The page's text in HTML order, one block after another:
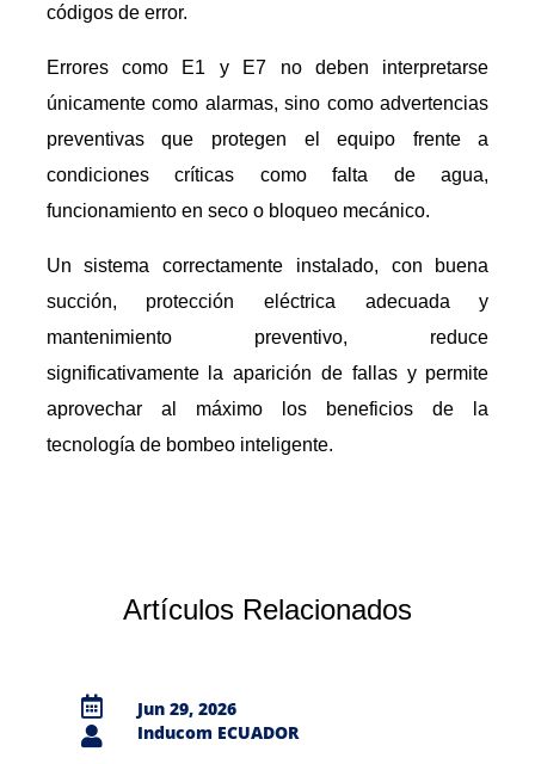
códigos de error.
Errores como E1 y E7 no deben interpretarse
únicamente como alarmas, sino como advertencias
preventivas que protegen el equipo frente a
condiciones críticas como falta de agua,
funcionamiento en seco o bloqueo mecánico.
Un sistema correctamente instalado, con buena
succión, protección eléctrica adecuada y
mantenimiento preventivo, reduce
significativamente la aparición de fallas y permite
aprovechar al máximo los beneficios de la
tecnología de bombeo inteligente.
Artículos Relacionados
 Jun 29, 2026
 Inducom ECUADOR